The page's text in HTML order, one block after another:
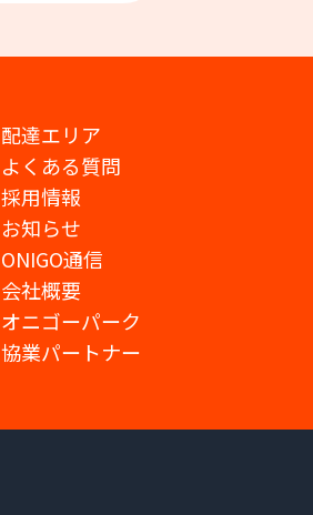
配達エリア
よくある質問
採用情報
お知らせ
ONIGO通信
会社概要
オニゴーパーク
協業パートナー